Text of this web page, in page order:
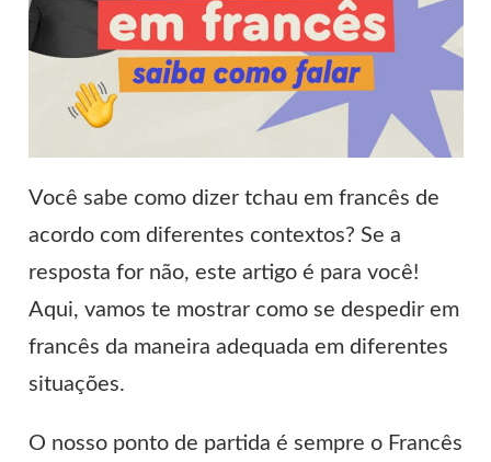
Você sabe como dizer tchau em francês de
acordo com diferentes contextos? Se a
resposta for não, este artigo é para você!
Aqui, vamos te mostrar como se despedir em
francês da maneira adequada em diferentes
situações.
O nosso ponto de partida é sempre o Francês